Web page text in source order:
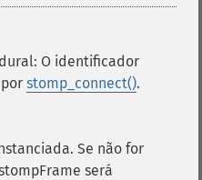
O identificador
stomp_connect().
Se não for
será